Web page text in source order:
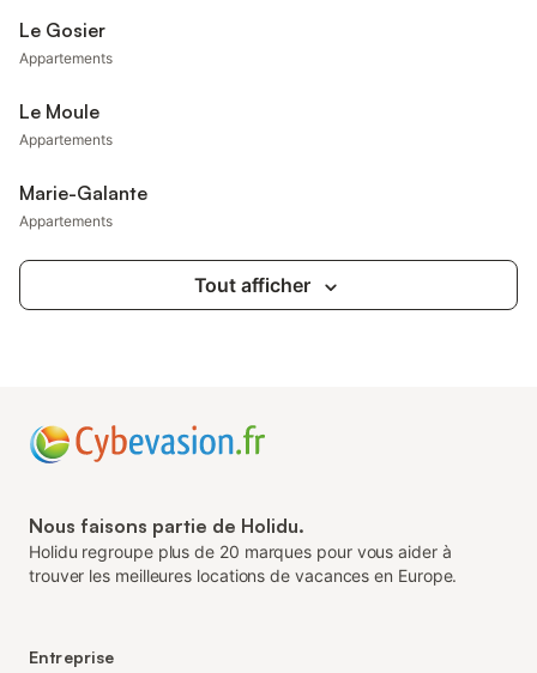
Le Gosier
Appartements
Le Moule
Appartements
Marie-Galante
Appartements
Tout afficher
Nous faisons partie de Holidu.
Holidu regroupe plus de 20 marques pour vous aider à
trouver les meilleures locations de vacances en Europe.
Entreprise